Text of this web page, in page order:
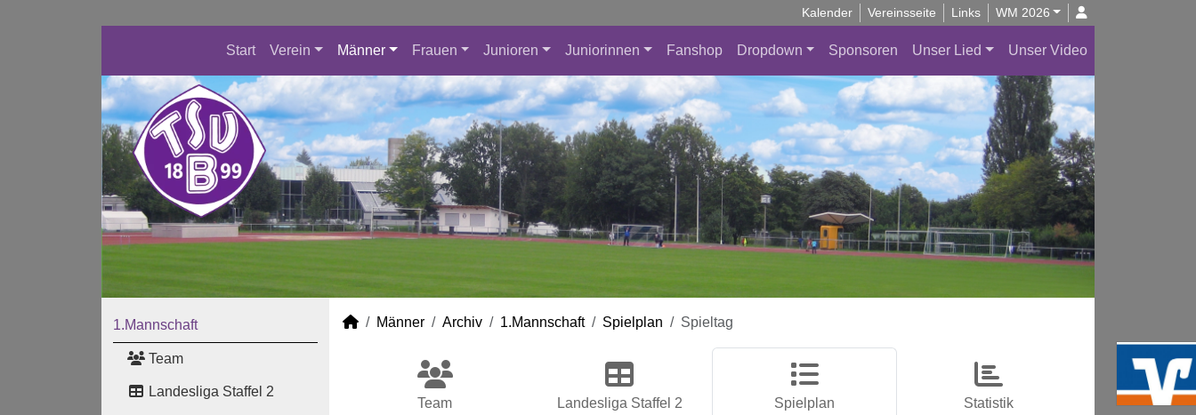
Kalender Vereinsseite Links WM 2026
Start Verein Männer Frauen Junioren Juniorinnen Fanshop Dropdown Sponsoren Unser Lied Unser Video
1.Mannschaft
Team
Landesliga Staffel 2
Männer Archiv 1.Mannschaft Spielplan Spieltag
Team Landesliga Staffel 2 Spielplan Statistik